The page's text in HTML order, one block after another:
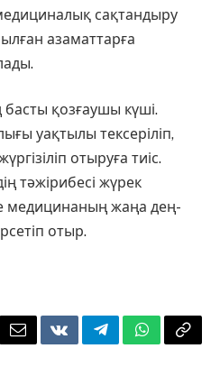
сақтандыру
азаматтарға
басты қозғаушы күші.
уақтылы тек­се­ріліп,
оты­руға тиіс.
тә­­­жі­рибесі жүрек
медицинаның жаңа дең­
отыр.
EmailVKontakteTelegramWhatsApp
Copy